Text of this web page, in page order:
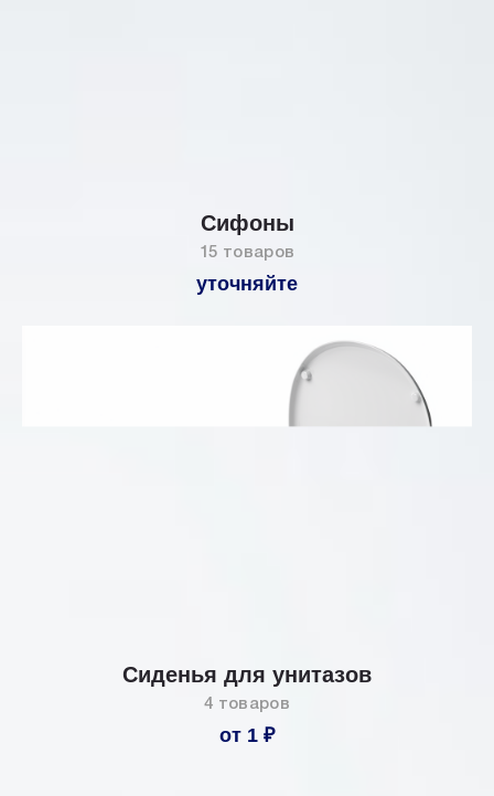
Сифоны
15 товаров
уточняйте
Сиденья для унитазов
4 товаров
от 1 ₽